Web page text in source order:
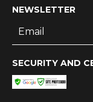
NEWSLETTER
SECURITY AND